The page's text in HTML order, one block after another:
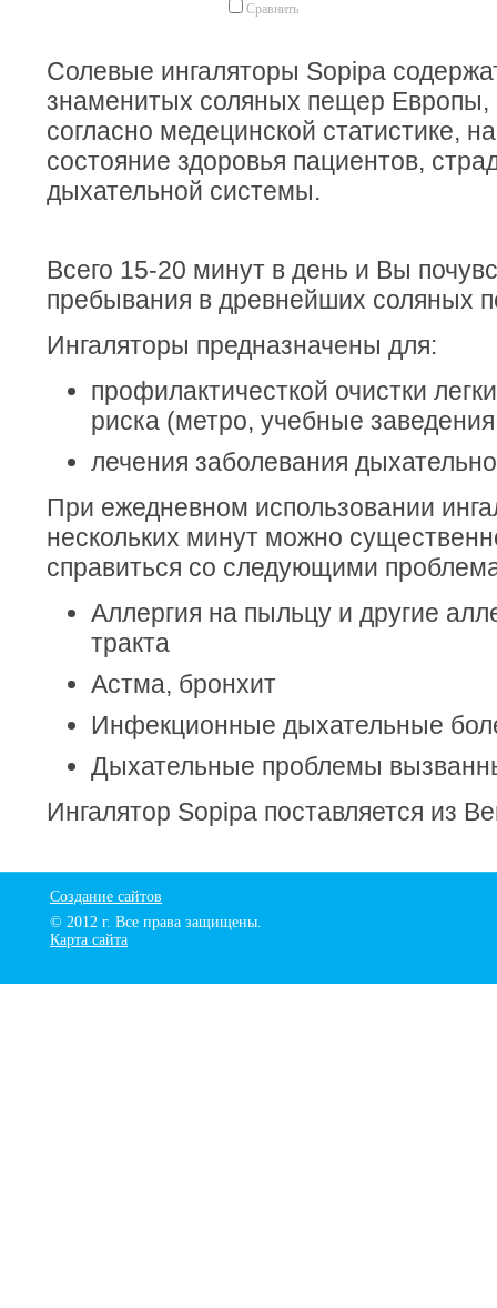
Сравнить
Солевые ингаляторы Sopipa
знаменитых соляных пещер Европы,
согласно медецинской статистике,
состояние здоровья пациентов,
дыхательной системы.
Всего 15-20 минут в день и Вы
пребывания в древнейших соляных
Ингаляторы предназначены для:
профилактичесткой очистки
риска (метро, учебные
лечения заболевания
При ежедневном использовании
нескольких минут можно
справиться со следующими
Аллергия на пыльцу и другие
тракта
Астма, бронхит
Инфекционные дыхательные
Дыхательные проблемы
Ингалятор Sopipa поставляется из
Создание сайтов
© 2012 г. Все права защищены.
Карта сайта